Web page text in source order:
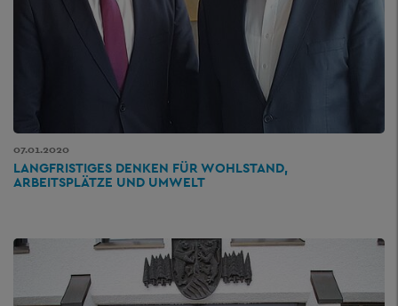
07.01.2020
LANGFRISTIGES DENKEN FÜR WOHLSTAND,
ARBEITSPLÄTZE UND UMWELT